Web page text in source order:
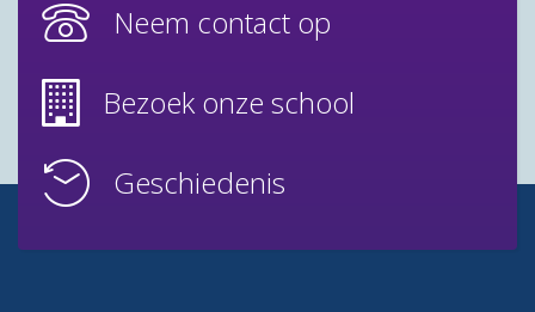
Neem contact op
Bezoek onze school
Geschiedenis